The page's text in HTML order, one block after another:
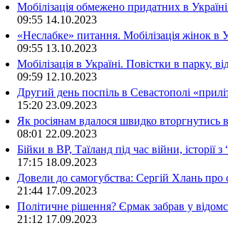
Мобілізація обмежено придатних в
09:55 14.10.2023
«Неслабке» питання. Мобілізація жінок в
09:55 13.10.2023
Мобілізація в Україні. Повістки в парку,
09:59 12.10.2023
Другий день поспіль в Севастополі
15:20 23.09.2023
Як росіянам вдалося швидко
08:01 22.09.2023
Бійки в ВР, Таїланд під час війни,
17:15 18.09.2023
Довели до самогубства: Сергій Хлань про
21:44 17.09.2023
Політичне рішення? Єрмак забрав у
21:12 17.09.2023